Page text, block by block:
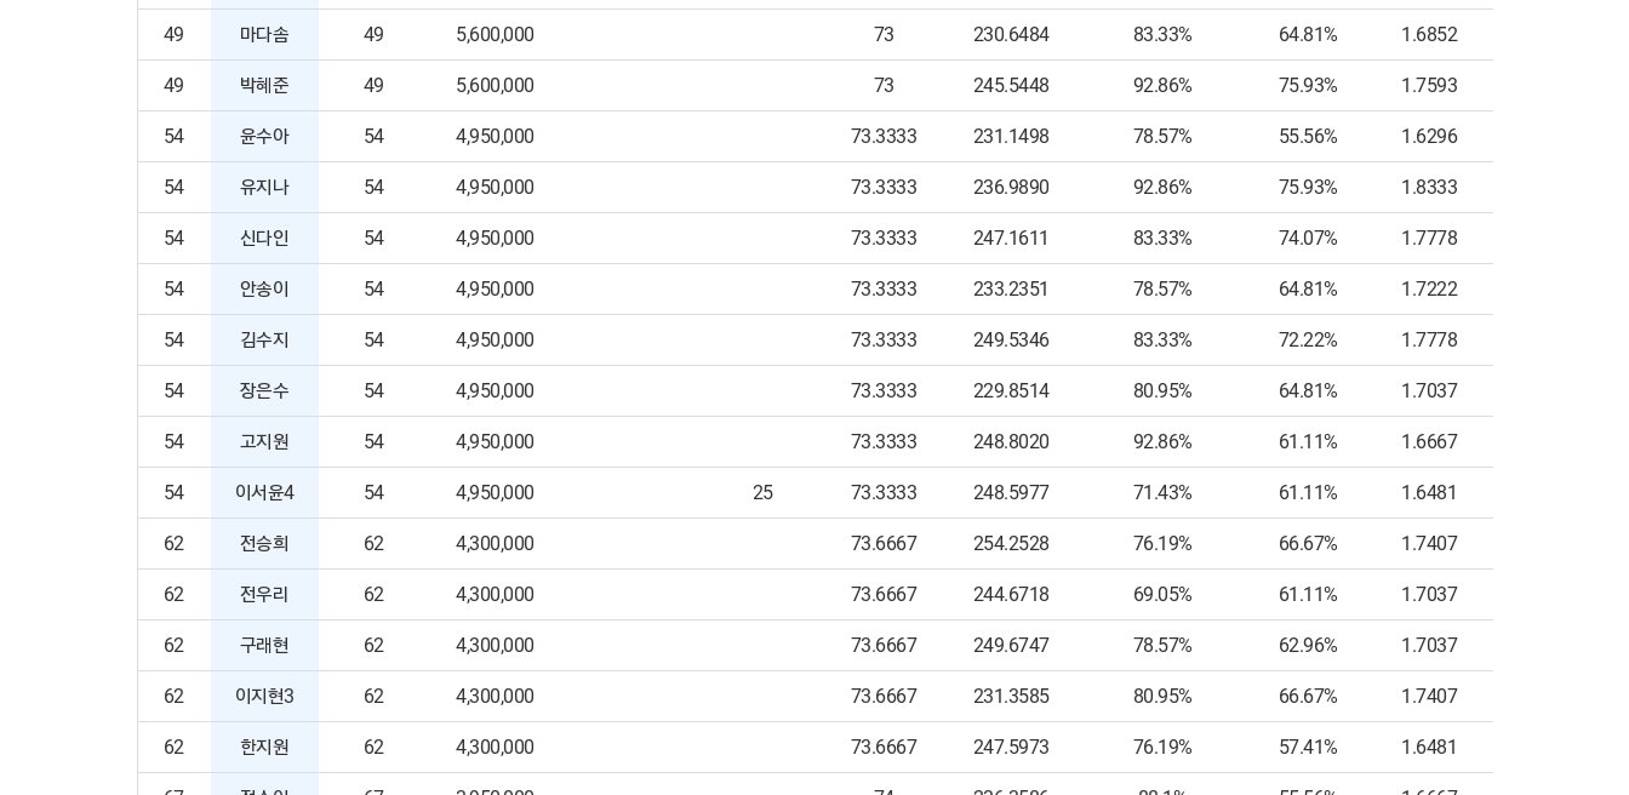
49 마다솜 49 5,600,000 73 230.6484 83.33% 64.81% 1.6852
49 박혜준 49 5,600,000 73 245.5448 92.86% 75.93% 1.7593
54 윤수아 54 4,950,000 73.3333 231.1498 78.57% 55.56% 1.6296
54 유지나 54 4,950,000 73.3333 236.9890 92.86% 75.93% 1.8333
54 신다인 54 4,950,000 73.3333 247.1611 83.33% 74.07% 1.7778
54 안송이 54 4,950,000 73.3333 233.2351 78.57% 64.81% 1.7222
54 김수지 54 4,950,000 73.3333 249.5346 83.33% 72.22% 1.7778
54 장은수 54 4,950,000 73.3333 229.8514 80.95% 64.81% 1.7037
54 고지원 54 4,950,000 73.3333 248.8020 92.86% 61.11% 1.6667
54 이서윤4 54 4,950,000 25 73.3333 248.5977 71.43% 61.11% 1.6481
62 전승희 62 4,300,000 73.6667 254.2528 76.19% 66.67% 1.7407
62 전우리 62 4,300,000 73.6667 244.6718 69.05% 61.11% 1.7037
62 구래현 62 4,300,000 73.6667 249.6747 78.57% 62.96% 1.7037
62 이지현3 62 4,300,000 73.6667 231.3585 80.95% 66.67% 1.7407
62 한지원 62 4,300,000 73.6667 247.5973 76.19% 57.41% 1.6481